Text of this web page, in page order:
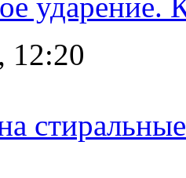
12:20